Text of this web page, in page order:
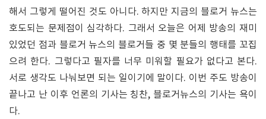
해서 그렇게 떨어진 것도 아니다. 하지만 지금의 블로거 뉴스는
호도되는 문제점이 심각하다. 그래서 오늘은 어제 방송의 재미
있었던 점과 블로거 뉴스의 블로거들 중 몇 분들의 행태를 꼬집
으려 한다. 그렇다고 필자를 너무 미워할 필요가 없다고 본다.
서로 생각도 나눠보면 되는 일이기에 말이다. 이번 주도 방송이
끝나고 난 이후 언론의 기사는 칭찬, 블로거뉴스의 기사는 욕이
다.